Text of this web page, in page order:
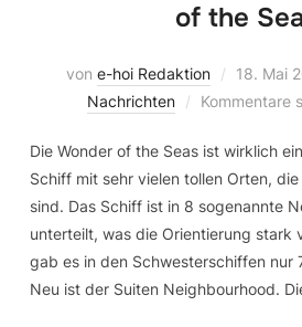
of the
von e-hoi Redaktion 18. Mai
Nachrichten
Kommentare
Die Wonder of the Seas ist wirklich
Schiff mit sehr vielen tollen Orten,
sind. Das Schiff ist in 8 sogenannte
unterteilt, was die Orientierung stark
gab es in den Schwesterschiffen nur
Neu ist der Suiten Neighbourhood.